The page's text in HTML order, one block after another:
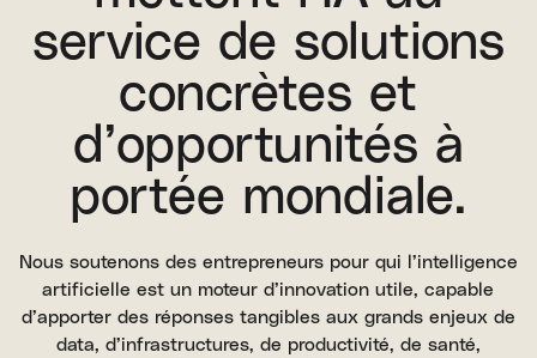
service de solutions
concrètes et
d’opportunités à
portée mondiale.
Nous soutenons des entrepreneurs pour qui l’intelligence
artificielle est un moteur d’innovation utile, capable
d’apporter des réponses tangibles aux grands enjeux de
data, d’infrastructures, de productivité, de santé,